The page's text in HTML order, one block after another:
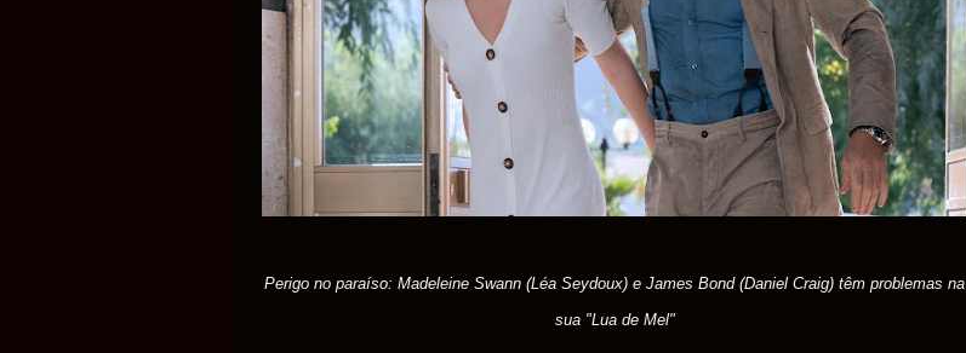
Perigo no paraíso: Madeleine Swann (Léa Seydoux) e James Bond (Daniel Craig) têm problemas na
sua "Lua de Mel"